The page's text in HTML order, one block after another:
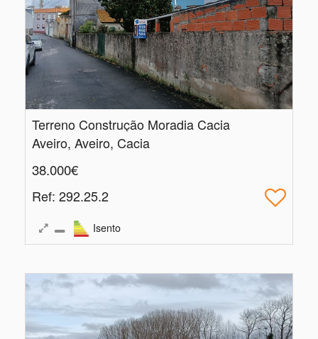
Terreno Construção Moradia Cacia
Aveiro, Aveiro, Cacia
38.000€
Ref: 292.25.2
Isento